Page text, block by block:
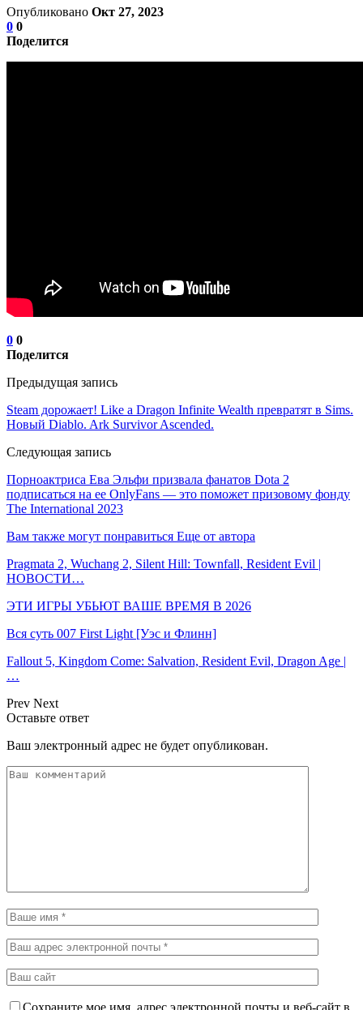
Опубликовано Окт 27, 2023
0 0
Поделится
0 0
Поделится
Предыдущая запись
Steam дорожает! Like a Dragon Infinite Wealth превратят в Sims.
Новый Diablo. Ark Survivor Ascended.
Следующая запись
Порноактриса Ева Эльфи призвала фанатов Dota 2
подписаться на ее OnlyFans — это поможет призовому фонду
The International 2023
Вам также могут понравиться Еще от автора
Pragmata 2, Wuchang 2, Silent Hill: Townfall, Resident Evil |
НОВОСТИ…
ЭТИ ИГРЫ УБЬЮТ ВАШЕ ВРЕМЯ В 2026
Вся суть 007 First Light [Уэс и Флинн]
Fallout 5, Kingdom Come: Salvation, Resident Evil, Dragon Age |
…
Prev Next
Оставьте ответ
Ваш электронный адрес не будет опубликован.
Сохраните мое имя, адрес электронной почты и веб-сайт в